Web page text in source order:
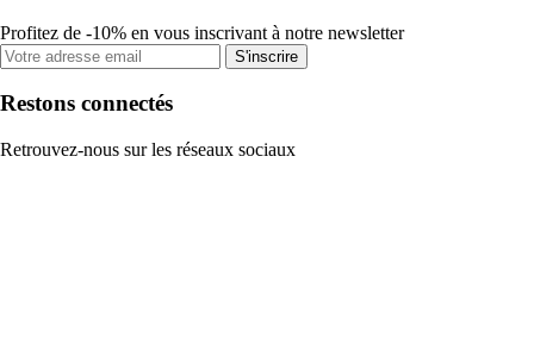
Profitez de -10% en vous inscrivant à notre newsletter
S'inscrire
Restons connectés
Retrouvez-nous sur les réseaux sociaux